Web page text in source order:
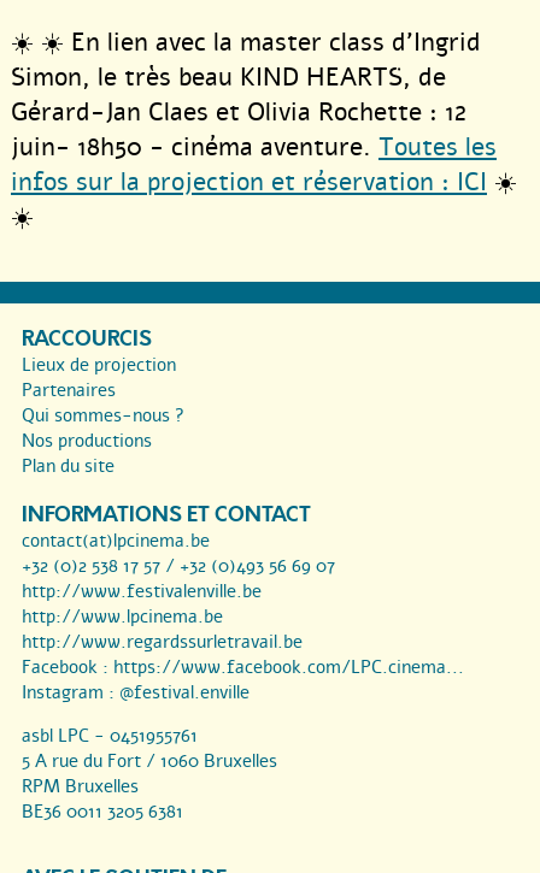
☀️ ☀️ En lien avec la master class d’Ingrid
Simon, le très beau KIND HEARTS, de
Gérard-Jan Claes et Olivia Rochette : 12
juin- 18h50 - cinéma aventure. Toutes les
infos sur la projection et réservation : ICI ☀️
☀️
RACCOURCIS
Lieux de projection
Partenaires
Qui sommes-nous ?
Nos productions
Plan du site
INFORMATIONS ET CONTACT
contact(at)lpcinema.be
+32 (0)2 538 17 57 / +32 (0)493 56 69 07
http://www.festivalenville.be
http://www.lpcinema.be
http://www.regardssurletravail.be
Facebook : https://www.facebook.com/LPC.cinema...
Instagram : @festival.enville
asbl LPC - 0451955761
5 A rue du Fort / 1060 Bruxelles
RPM Bruxelles
BE36 0011 3205 6381